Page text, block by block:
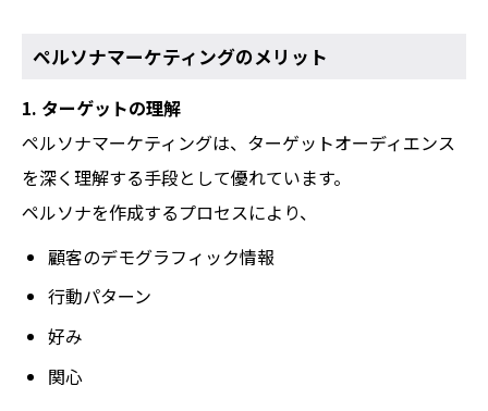
ペルソナマーケティングのメリット
1. ターゲットの理解
ペルソナマーケティングは、ターゲットオーディエンス
を深く理解する手段として優れています。
ペルソナを作成するプロセスにより、
顧客のデモグラフィック情報
行動パターン
好み
関心